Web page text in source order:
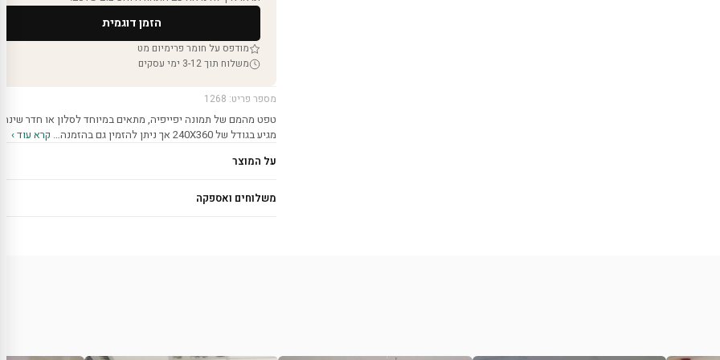
הזמן דוגמית
מודפס על חומר פרימיום מט
משלוח תוך 3-12 ימי עסקים
מספר פריט: 1268
טפט מהמם של תמונה יפייפיה, מתאים במיוחד לסלון או חדר שינה.
מגיע בגודל של 240X360 אך ניתן להזמין גם בהזמנה…
קרא עוד ›
על המוצר
משלוחים ואספקה